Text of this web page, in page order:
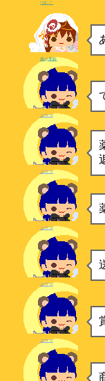
つむこ
葵@美鈴
ユウマ
ユウマ
ユウマ
ユウマ
ユウマ